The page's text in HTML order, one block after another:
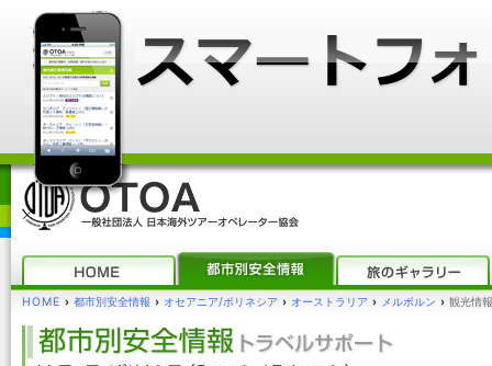
HOME › 都市別安全情報 › オセアニア/ポリネシア › オーストラリア › メルボルン › 観光情